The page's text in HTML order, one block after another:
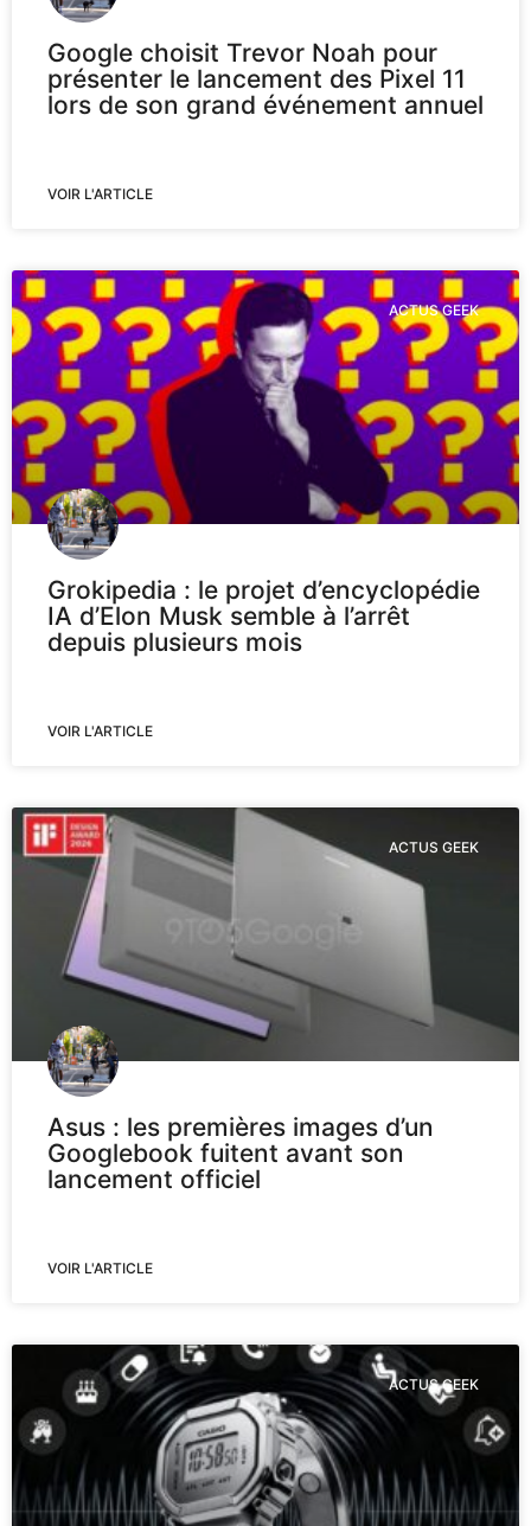
Google choisit Trevor Noah pour
présenter le lancement des Pixel 11
lors de son grand événement annuel
VOIR L'ARTICLE
ACTUS GEEK
Grokipedia : le projet d’encyclopédie
IA d’Elon Musk semble à l’arrêt
depuis plusieurs mois
VOIR L'ARTICLE
ACTUS GEEK
Asus : les premières images d’un
Googlebook fuitent avant son
lancement officiel
VOIR L'ARTICLE
ACTUS GEEK